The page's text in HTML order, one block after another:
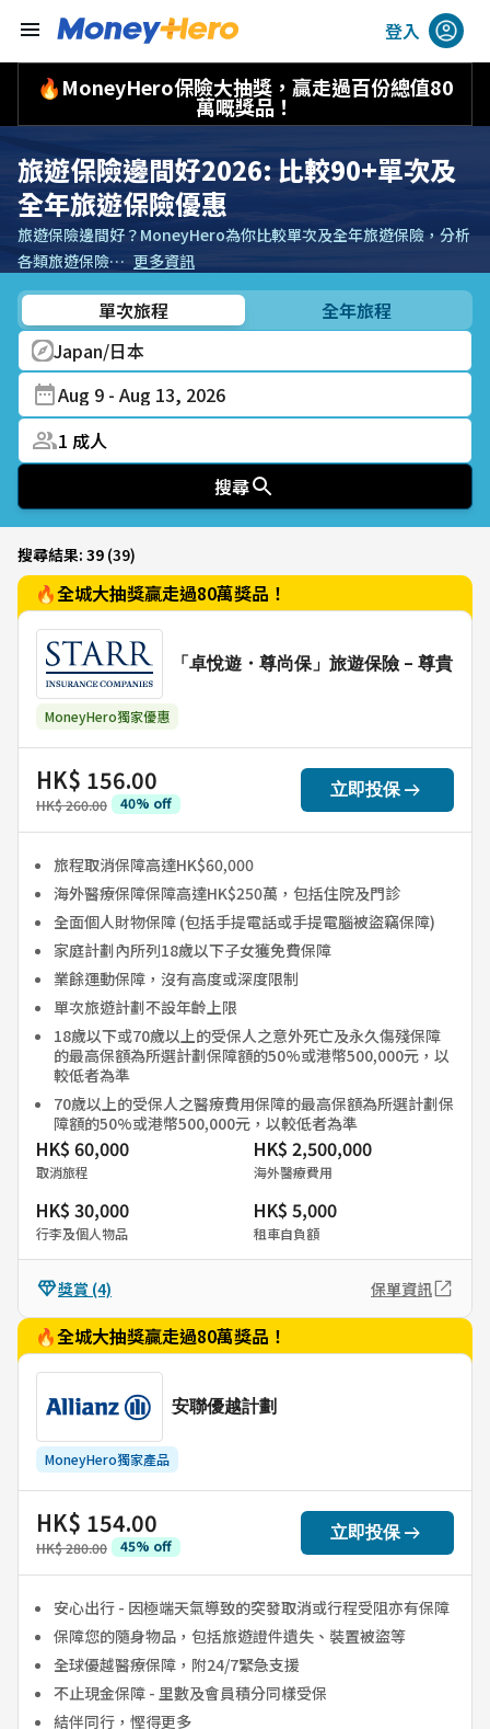
menu 登入
🔥MoneyHero保險大抽獎，贏走過百份總值80
萬嘅獎品！
旅遊保險邊間好2026: 比較90+單次及
全年旅遊保險優惠
旅遊保險邊間好？MoneyHero為你比較單次及全年旅遊保險，分析
各類旅遊保險… 更多資訊
單次旅程
全年旅程
Japan/日本
Aug 9 - Aug 13, 2026
1 成人
搜尋
搜尋結果: 39 (39)
🔥全城大抽獎贏走過80萬獎品！
「卓悅遊・尊尚保」旅遊保險 - 尊貴
MoneyHero獨家優惠
HK$ 156.00
HK$ 260.00 40% off
立即投保arrow_right_alt
旅程取消保障高達HK$60,000
海外醫療保障保障高達HK$250萬，包括住院及門診
全面個人財物保障 (包括手提電話或手提電腦被盜竊保障)
家庭計劃內所列18歲以下子女獲免費保障
業餘運動保障，沒有高度或深度限制
單次旅遊計劃不設年齡上限
18歲以下或70歲以上的受保人之意外死亡及永久傷殘保障
的最高保額為所選計劃保障額的50%或港幣500,000元，以
較低者為準
70歲以上的受保人之醫療費用保障的最高保額為所選計劃保
障額的50%或港幣500,000元，以較低者為準
HK$ 60,000
取消旅程
HK$ 2,500,000
海外醫療費用
HK$ 30,000
行李及個人物品
HK$ 5,000
租車自負額
獎賞 (4) 保單資訊
🔥全城大抽獎贏走過80萬獎品！
安聯優越計劃
MoneyHero獨家產品
HK$ 154.00
HK$ 280.00 45% off
立即投保arrow_right_alt
安心出行 - 因極端天氣導致的突發取消或行程受阻亦有保障
保障您的隨身物品，包括旅遊證件遺失、裝置被盜等
全球優越醫療保障，附24/7緊急支援
不止現金保障 - 里數及會員積分同樣受保
結伴同行，慳得更多